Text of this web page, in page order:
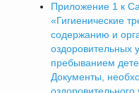
Приложение 1 к
«Гигиенические
содержанию и
оздоровительных
пребыванием
Документы,